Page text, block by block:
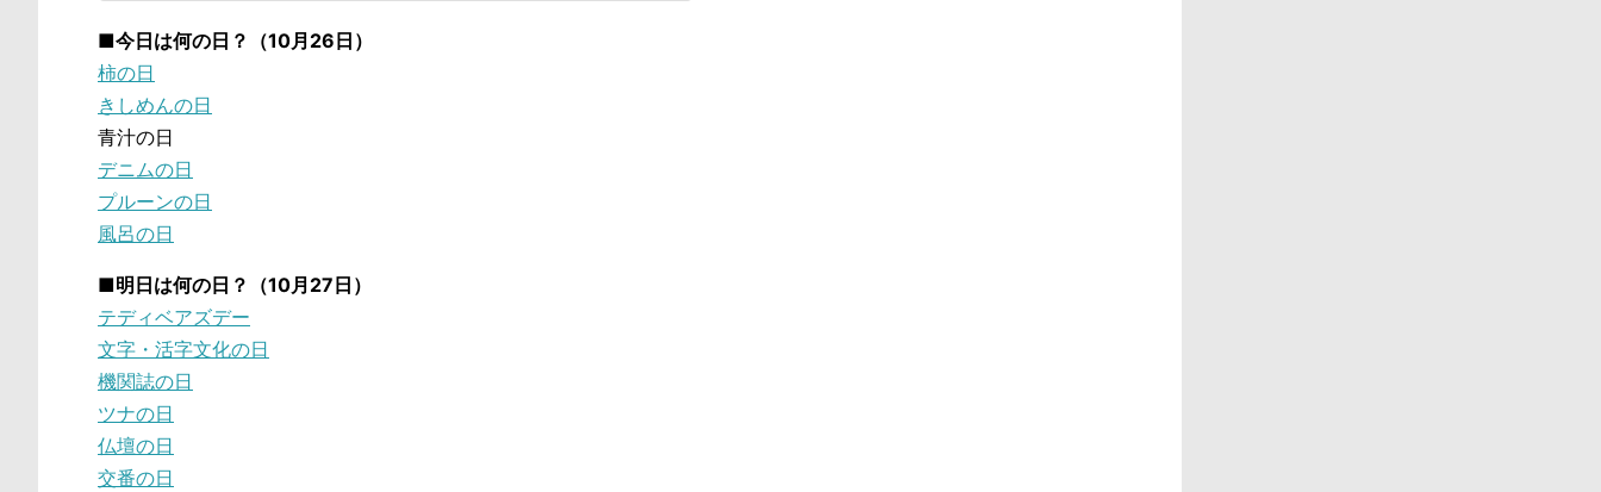
■今日は何の日？（10月26日）
柿の日
きしめんの日
青汁の日
デニムの日
プルーンの日
風呂の日
■明日は何の日？（10月27日）
テディベアズデー
文字・活字文化の日
機関誌の日
ツナの日
仏壇の日
交番の日